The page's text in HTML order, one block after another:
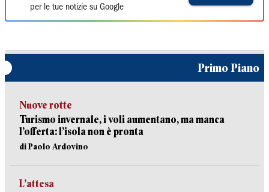
per le tue notizie su Google
Primo Piano
Nuove rotte
Turismo invernale, i voli aumentano, ma manca
l’offerta: l’isola non è pronta
di Paolo Ardovino
L’attesa